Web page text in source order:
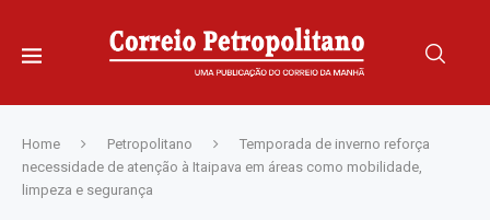
Home Petropolitano
Temporada de inverno reforça
necessidade de atenção à Itaipava em áreas como mobilidade,
limpeza e segurança